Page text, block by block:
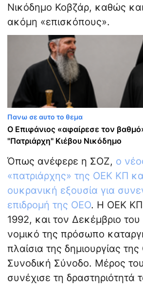
Νικόδημο Κοβζάρ, καθώς
ακόμη «επισκόπους».
Πανω σε αυτο το θεμα
Ο Επιφάνιος «αφαίρεσε τον
"Πατριάρχη" Κιέβου Νικόδημο
Όπως ανέφερε η ΣΟΖ, ο
«πατριάρχης» της ΟΕΚ ΚΠ
ουκρανική εξουσία για
επιδρομή της ΟΕΟ. Η ΟΕΚ ΚΠ
1992, και τον Δεκέμβριο του
νομικό της πρόσωπο
πλαίσια της δημιουργίας
Συνοδική Σύνοδο. Μέρος
συνέχισε τη δραστηριότητά